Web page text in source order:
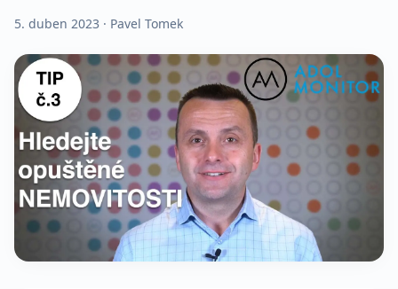
5. duben 2023 · Pavel Tomek